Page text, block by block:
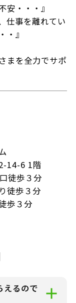
安・・・』
仕事を離れてい
・』
まを全力でサポ
14-6 1階
徒歩３分
徒歩３分
歩３分
えるので